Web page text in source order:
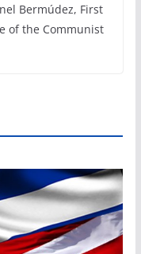
Bermúdez, First
of the Communist